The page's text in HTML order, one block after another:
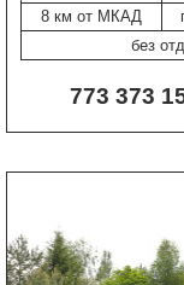
8 км от МКАД
без
773 373